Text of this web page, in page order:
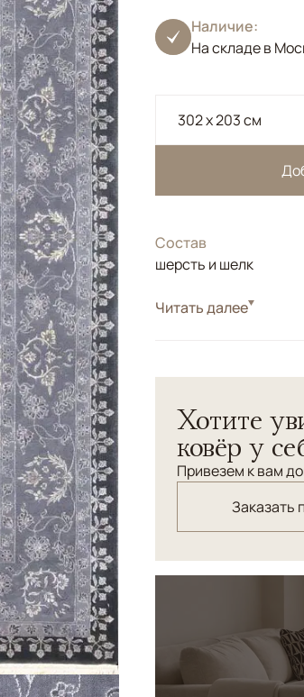
Наличие:
На складе в
302 x 203 см
Состав
шерсть и шелк
СтильКлассические
фоновая часть из
Читать далее
Хотите
ковёр у
Привезем к вам
Заказать